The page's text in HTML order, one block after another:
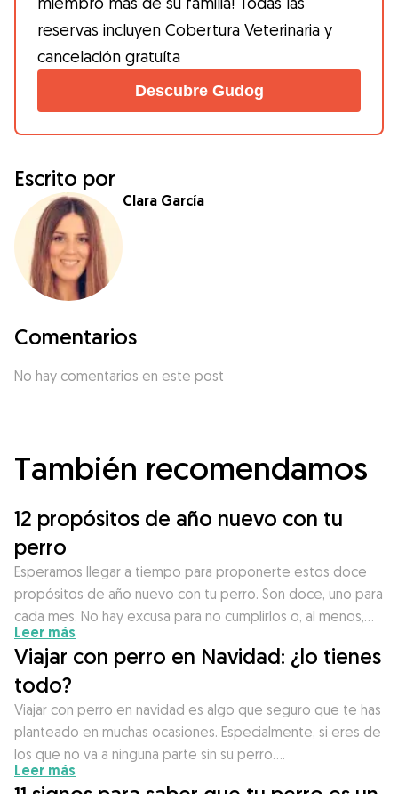
reservas incluyen Cobertura Veterinaria y
cancelación gratuíta
Descubre Gudog
Escrito por
Clara García
Comentarios
No hay comentarios en este post
También recomendamos
12 propósitos de año nuevo con tu
perro
Esperamos llegar a tiempo para proponerte estos doce
propósitos de año nuevo con tu perro. Son doce, uno para
cada mes. No hay excusa para no cumplirlos o, al menos,…
Leer más
Viajar con perro en Navidad: ¿lo tienes
todo?
Viajar con perro en navidad es algo que seguro que te has
planteado en muchas ocasiones. Especialmente, si eres de
los que no va a ninguna parte sin su perro….
Leer más